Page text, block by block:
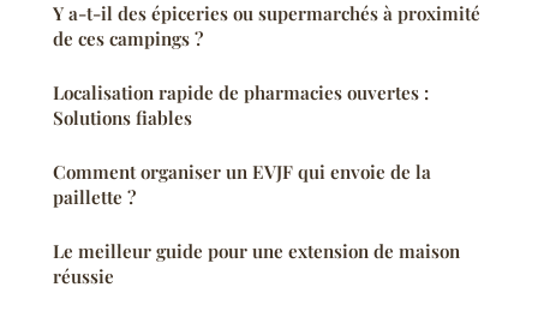
Y a-t-il des épiceries ou supermarchés à proximité
de ces campings ?
Localisation rapide de pharmacies ouvertes :
Solutions fiables
Comment organiser un EVJF qui envoie de la
paillette ?
Le meilleur guide pour une extension de maison
réussie